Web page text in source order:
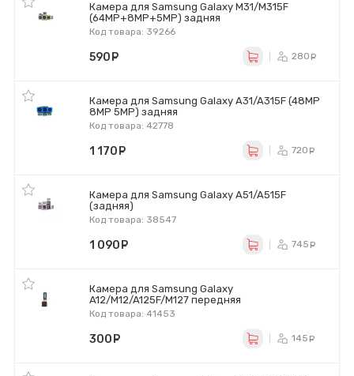
Камера для Samsung Galaxy M31/M315F
(64MP+8MP+5MP) задняя
Код товара: 39266
590 280
Камера для Samsung Galaxy A31/A315F (48MP
8MP 5MP) задняя
Код товара: 42778
1 170 720
Камера для Samsung Galaxy A51/A515F
(задняя)
Код товара: 38547
1 090 745
Камера для Samsung Galaxy
A12/M12/A125F/M127 передняя
Код товара: 41453
300 145